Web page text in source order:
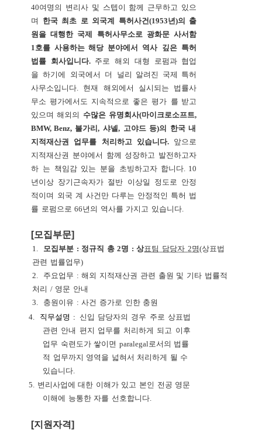
40여명의 변리사 및 스텝이 함께 근무하고 있으
며
한국 최초 로 외국계 특허사건(1953년)의
출
원을 대행한 국제 특허사무소로 광화문 사서함
1호를 사용하는 해당 분야에서 역사 깊은 특허
법률 회사입니다. 주로 해외 대형 로펌과 협업
을 하기에 외국에서 더 널리 알려진 국제 특허
사무소입니다. 현재 해외에서 실시되는
법률사
무소 평가에서도 지속적으로 좋은 평가 를 받고
있으며 해외의 수많은 유명회사(마이크로소프트,
BMW, Benz, 불가리, 샤넬, 고야드 등)의 한국 내
지적재산권
업무를 처리하고 있습니다.
앞으로
지적재산권 분야에서 함께 성장하고 발전하고자
하 는 책임감 있는 분을 초빙하고자 합니다. 10
년이상 장기근속자가 절반 이상일 정도로 안정
적이며 외국 계 사건만 다루는 안정적인 특허 법
률 로펌으로 66년의 역사를 가지고 있습니다.
[모집부문]
1. 모집부분 : 정규직 총 2명 : 상표팀 담당자 2명(상표법
관련 법률업무)
2.
주요업무 : 해외 지적재산권 관련 출원 및 기타 법률적
처리 / 영문 안내
3.
충원이유 : 사건 증가로 인한 충원
4.
직무설명 : 신입 담당자의 경우 주로 상표법
관련 안내 편지 업무를 처리하게 되고 이후
업무 숙련도가 쌓이면 paralegal 로서의 법률
적 업무까지 영역을 넓혀서 처리하게 될 수
있습니다
5. 변리사업에 대한 이해가 있고 본인 전공 영문
이해에 능통한 자를 선호합니다.
[지원자격]